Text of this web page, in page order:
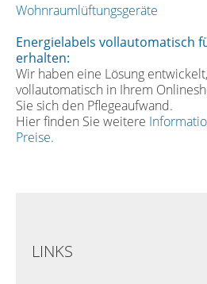
Wohnraumlüftungsgeräte
Energielabels vollautomatisch
erhalten:
Wir haben eine Lösung
vollautomatisch in Ihrem
Sie sich den Pflegeaufwand.
Hier finden Sie weitere
Preise.
LINKS